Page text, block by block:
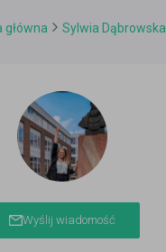
główna Sylwia Dąbrowska
Wyślij wiadomość